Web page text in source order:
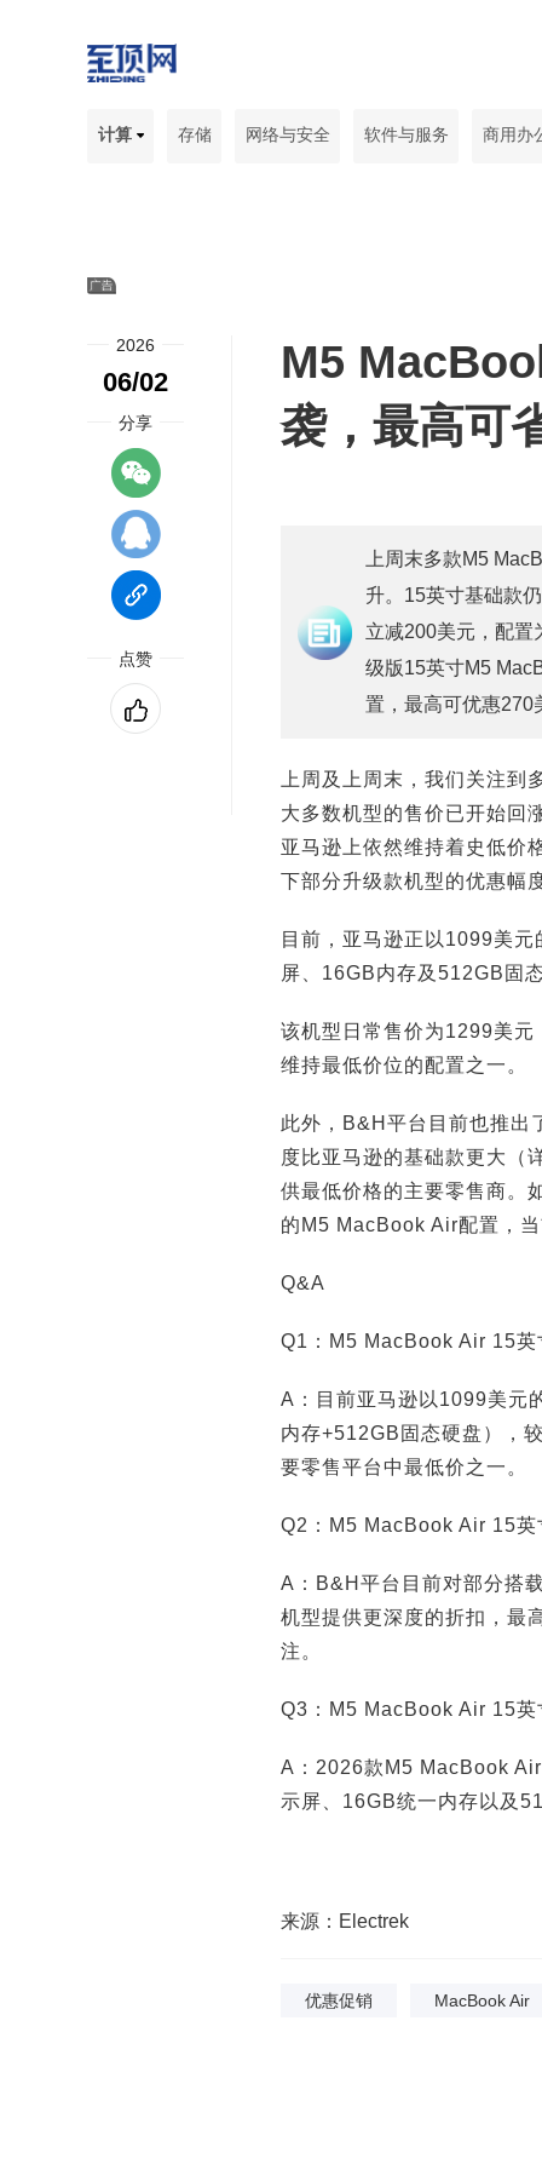
计算 存储 网络与安全 软件与服务 商用办
M5
袭，最高可
上周末多款M5
升。15英寸基础款
立减200美元，配置
级版15英寸M5
置，最高可优惠270
上周及上周末，我们关注
大多数机型的售价已开始
亚马逊上依然维持着史低价
下部分升级款机型的优惠幅
目前，亚马逊正以1099美
屏、16GB内存及512GB固
该机型日常售价为1299美
维持最低价位的配置之一。
此外，B&H平台目前也推出
度比亚马逊的基础款更大（
供最低价格的主要零售商。
的M5 MacBook Air配置，
Q&A
Q1：M5 MacBook Air 15英
A：目前亚马逊以1099美元
内存+512GB固态硬盘），
要零售平台中最低价之一。
Q2：M5 MacBook Air 15英
A：B&H平台目前对部分搭
机型提供更深度的折扣，最
注。
Q3：M5 MacBook Air 15英
A：2026款M5 MacBook
示屏、16GB统一内存以及
来源：Electrek
优惠促销 MacBook Air
2026
06/02
分享
点赞